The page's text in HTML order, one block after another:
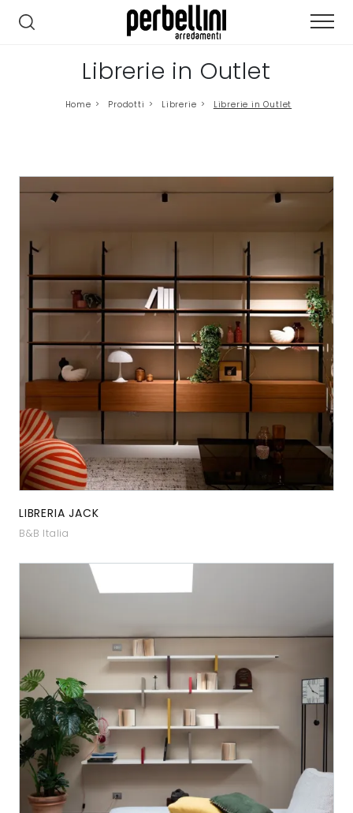
Librerie in Outlet
Home > Prodotti > Librerie > Librerie in Outlet
LIBRERIA JACK
B&B Italia